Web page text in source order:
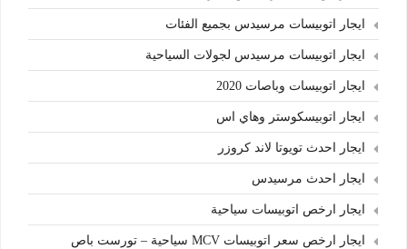
ايجار اتوبيسات مرسيدس بجميع الفئات
ايجار اتوبيسات مرسيدس لجولات السياحية
ايجار اتوبيسات وباصات 2020
ايجار اتوبيسكوستر وهاي اس
ايجار احدث تويوتا لاند كروزر
ايجار احدث مرسيدس
ايجار ارخص اتوبيسات سياحية
ايجار ارخص سعر اتوبيسات MCV سياحية – تورست باص